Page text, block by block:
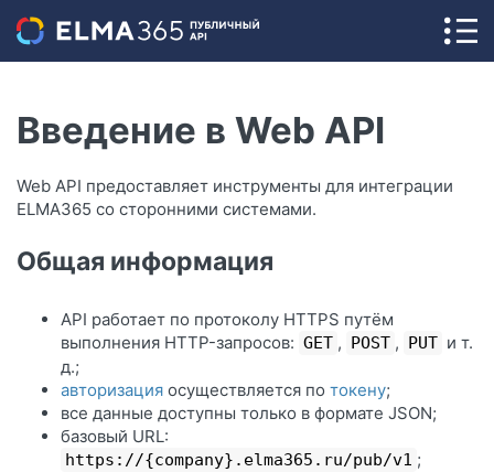
Введение в Web API
Web API предоставляет инструменты для интеграции
ELMA365 со сторонними системами.
Общая информация
API работает по протоколу HTTPS путём
выполнения HTTP-запросов: GET , POST , PUT и т.
д.;
авторизация осуществляется по токену;
все данные доступны только в формате JSON;
базовый URL:
https://{company}.elma365.ru/pub/v1 ;